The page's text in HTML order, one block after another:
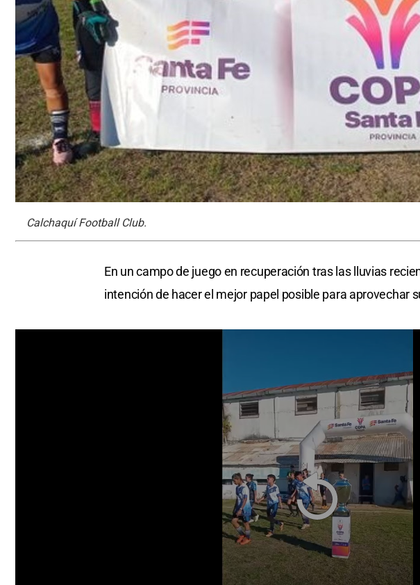
Calchaquí Football Club.
En un campo de juego en recuperación tras las lluvias
intención de hacer el mejor papel posible para aprovechar